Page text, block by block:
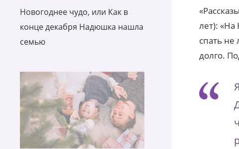
Новогоднее чудо, или Как в
конце декабря Надюшка нашла
семью
лет):
спать
долго.